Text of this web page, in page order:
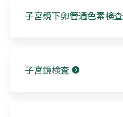
子宮鏡下卵管通色素検査
子宮鏡検査